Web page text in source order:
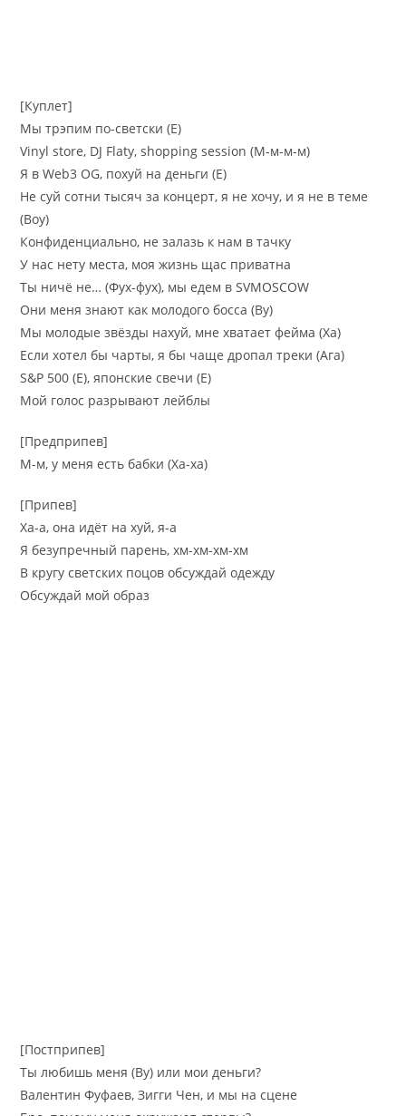
[Куплет]
Мы трэпим по-светски (Е)
Vinyl store, DJ Flaty, shopping session (М-м-м-м)
Я в Web3 OG, похуй на деньги (Е)
Не суй сотни тысяч за концерт, я не хочу, и я не в теме
(Воу)
Конфиденциально, не залазь к нам в тачку
У нас нету места, моя жизнь щас приватна
Ты ничё не… (Фух-фух), мы едем в SVMOSCOW
Они меня знают как молодого босса (Ву)
Мы молодые звёзды нахуй, мне хватает фейма (Ха)
Если хотел бы чарты, я бы чаще дропал треки (Ага)
S&P 500 (Е), японские свечи (Е)
Мой голос разрывают лейблы
[Предприпев]
М-м, у меня есть бабки (Ха-ха)
[Припев]
Ха-а, она идёт на хуй, я-а
Я безупречный парень, хм-хм-хм-хм
В кругу светских поцов обсуждай одежду
Обсуждай мой образ
[Постприпев]
Ты любишь меня (Ву) или мои деньги?
Валентин Фуфаев, Зигги Чен, и мы на сцене